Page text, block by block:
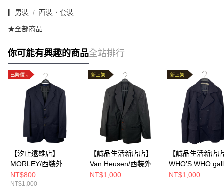
▎男裝 西裝．套裝
★全部商品
你可能有興趣的商品全站排行
【汐止遠雄店】
MORLEY/西裝外
套/46/
NT$800
NT$1,000
【誠品生活新店店】
Van Heusen/西裝外
套/42/
NT$1,000
【誠品生活新店
WHO’S WHO
西裝外套/其他/
NT$1,000